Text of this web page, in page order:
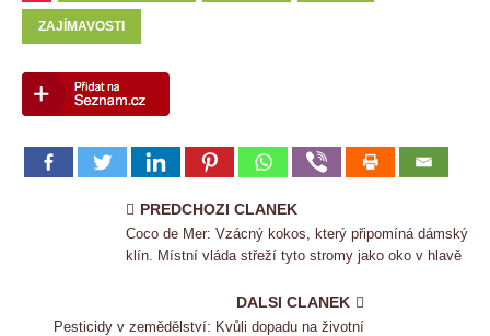
ZAJÍMAVOSTI
PREDCHOZI CLANEK
Coco de Mer: Vzácný kokos, který připomíná dámský
klín. Místní vláda střeží tyto stromy jako oko v hlavě
DALSI CLANEK
Pesticidy v zemědělství: Kvůli dopadu na životní